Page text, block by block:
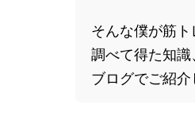
そんな僕が筋
調べて得た知
ブログでご紹介